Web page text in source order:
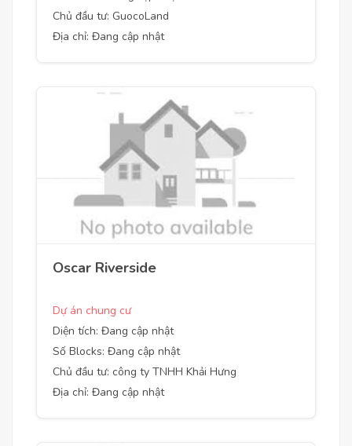
Chủ đầu tư: GuocoLand
Địa chỉ: Đang cập nhật
Oscar Riverside
Dự án chung cư
Diện tích: Đang cập nhật
Số Blocks: Đang cập nhật
Chủ đầu tư: công ty TNHH Khải Hưng
Địa chỉ: Đang cập nhật